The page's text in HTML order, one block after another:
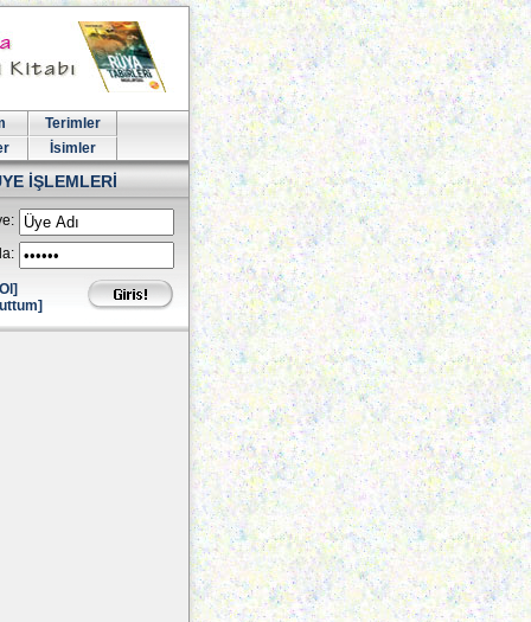
Terimler
İsimler
İŞLEMLERİ